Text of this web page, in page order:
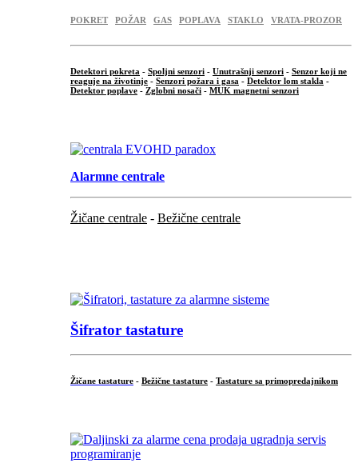
POKRET POŽAR GAS POPLAVA STAKLO VRATA-PROZOR
Detektori pokreta - Spoljni senzori - Unutrašnji senzori - Senzor koji ne
reaguje na životinje - Senzori požara i gasa - Detektor lom stakla -
Detektor poplave - Zglobni nosači - MUK magnetni senzori
Alarmne centrale
Žičane centrale - Bežične centrale
Šifrator tastature
Žičane tastature - Bežične tastature - Tastature sa primopredajnikom